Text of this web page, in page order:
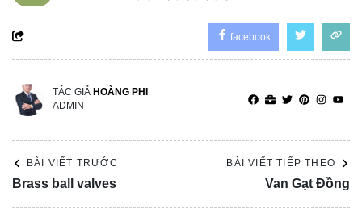
facebook
TÁC GIẢ HOÀNG PHI
ADMIN
BÀI VIẾT TRƯỚC
Brass ball valves
BÀI VIẾT TIẾP THEO
Van Gạt Đồng